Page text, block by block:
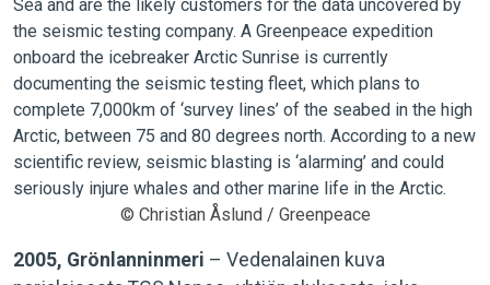
© Christian Åslund / Greenpeace
2005, Grönlanninmeri – Vedenalainen kuva